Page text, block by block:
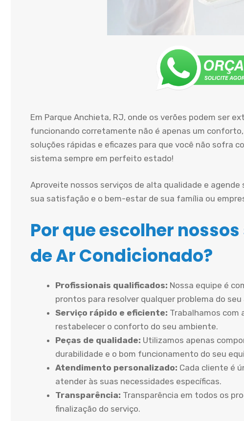
Em Parque Anchieta, RJ, onde os verões podem ser
funcionando corretamente não é apenas um
soluções rápidas e eficazes para que você não sofra
sistema sempre em perfeito estado!
Aproveite nossos serviços de alta qualidade e
sua satisfação e o bem-estar de sua família ou
Por que escolher
de Ar Condicionado?
Profissionais qualificados: Nossa equipe é
prontos para resolver qualquer problema do seu
Serviço rápido e eficiente: Trabalhamos com
restabelecer o conforto do seu ambiente.
Peças de qualidade: Utilizamos apenas
durabilidade e o bom funcionamento do seu
Atendimento personalizado: Cada cliente é
atender às suas necessidades específicas.
Transparência: Transparência em todos os
finalização do serviço.